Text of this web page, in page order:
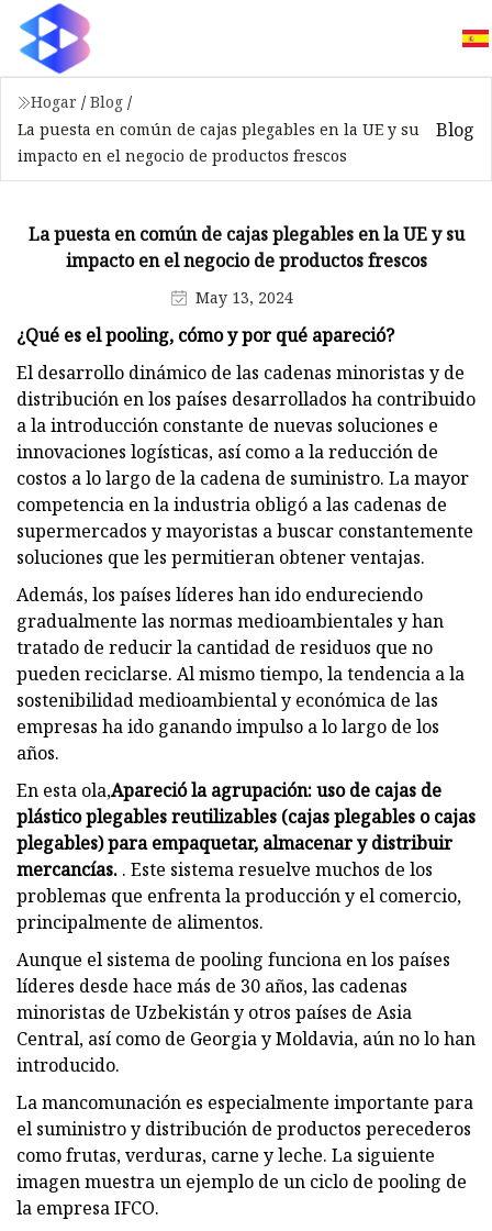
Hogar / Blog /
La puesta en común de cajas plegables en la UE y su
impacto en el negocio de productos frescos
Blog
La puesta en común de cajas plegables en la UE y su
impacto en el negocio de productos frescos
May 13, 2024
¿Qué es el pooling, cómo y por qué apareció?
El desarrollo dinámico de las cadenas minoristas y de
distribución en los países desarrollados ha contribuido
a la introducción constante de nuevas soluciones e
innovaciones logísticas, así como a la reducción de
costos a lo largo de la cadena de suministro. La mayor
competencia en la industria obligó a las cadenas de
supermercados y mayoristas a buscar constantemente
soluciones que les permitieran obtener ventajas.
Además, los países líderes han ido endureciendo
gradualmente las normas medioambientales y han
tratado de reducir la cantidad de residuos que no
pueden reciclarse. Al mismo tiempo, la tendencia a la
sostenibilidad medioambiental y económica de las
empresas ha ido ganando impulso a lo largo de los
años.
En esta ola,Apareció la agrupación: uso de cajas de
plástico plegables reutilizables (cajas plegables o cajas
plegables) para empaquetar, almacenar y distribuir
mercancías. . Este sistema resuelve muchos de los
problemas que enfrenta la producción y el comercio,
principalmente de alimentos.
Aunque el sistema de pooling funciona en los países
líderes desde hace más de 30 años, las cadenas
minoristas de Uzbekistán y otros países de Asia
Central, así como de Georgia y Moldavia, aún no lo han
introducido.
La mancomunación es especialmente importante para
el suministro y distribución de productos perecederos
como frutas, verduras, carne y leche. La siguiente
imagen muestra un ejemplo de un ciclo de pooling de
la empresa IFCO.